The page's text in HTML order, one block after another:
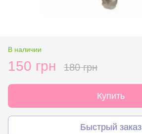
В наличии
150 грн 180 грн
Купить
Быстрый заказ